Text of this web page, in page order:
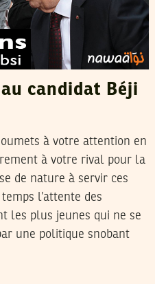
candidat Béji
à votre attention en
à votre rival pour la
de nature à servir ces
l’attente des
les plus jeunes qui ne se
une politique snobant